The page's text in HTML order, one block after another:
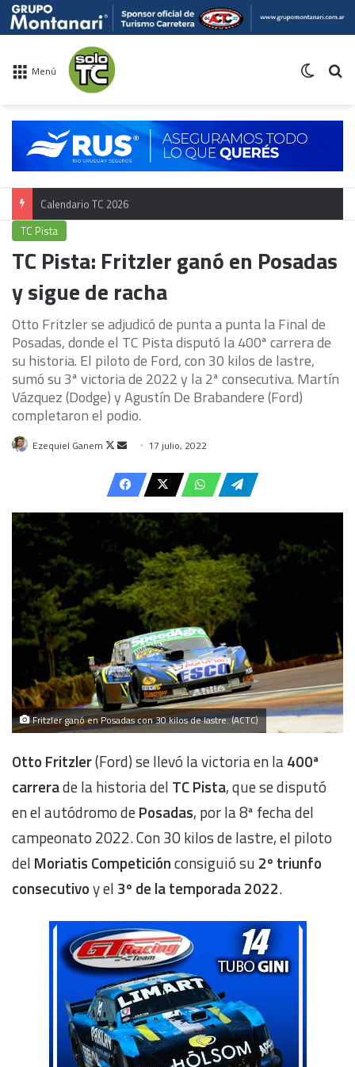
Menú
Calendario TC 2026
TC Pista
TC Pista: Fritzler ganó en Posadas
y sigue de racha
Otto Fritzler se adjudicó de punta a punta la Final de
Posadas, donde el TC Pista disputó la 400ª carrera de
su historia. El piloto de Ford, con 30 kilos de lastre,
sumó su 3ª victoria de 2022 y la 2ª consecutiva. Martín
Vázquez (Dodge) y Agustín De Brabandere (Ford)
completaron el podio.
Ezequiel Ganem
Follow
X
Send
email
17 julio, 2022
Fritzler ganó en Posadas con 30 kilos de lastre. (ACTC)
Otto Fritzler(Ford) se llevó la victoria en la400ª
carrerade la historia del TC Pista, que se disputó
en el autódromo dePosadas, por la 8ª fecha del
campeonato 2022. Con 30 kilos de lastre, el piloto
del Moriatis Competiciónconsiguió su 2º triunfo
consecutivoy el 3º de la temporada 2022.